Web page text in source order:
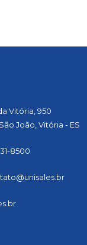
Vitória, 950
João, Vitória - ES
8500